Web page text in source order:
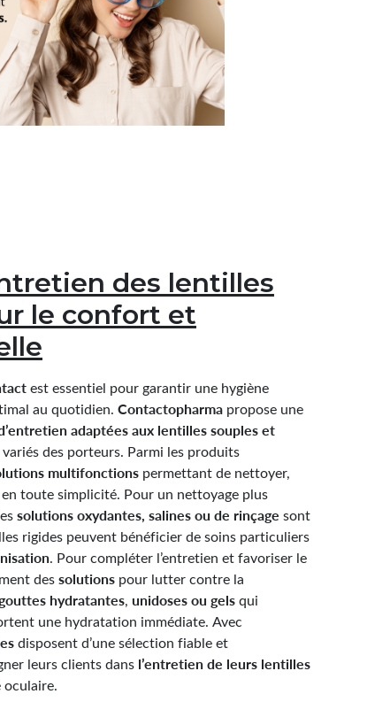
des lentilles
le confort et
est essentiel pour garantir une hygiène
au quotidien. Contactopharmapropose une
adaptées aux lentilles souples et
des porteurs. Parmi les produits
multifonctionspermettant de nettoyer,
toute simplicité. Pour un nettoyage plus
solutions oxydantes, salines ou de rinçage sont
rigides peuvent bénéficier de soins particuliers
. Pour compléter l’entretien et favoriser le
dessolutionspour lutter contre la
hydratantes, unidoses ou gelsqui
une hydratation immédiate. Avec
disposent d’une sélection fiable et
leurs clients dans l’entretien de leurs lentilles
oculaire.